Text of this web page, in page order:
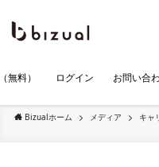
無料） ログイン お問い合
Bizualホーム メディア キャ